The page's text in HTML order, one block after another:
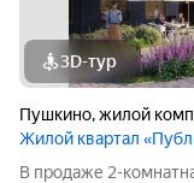
3D-тур
Пушкино,жилой
Жилой квартал
В продаже 2-